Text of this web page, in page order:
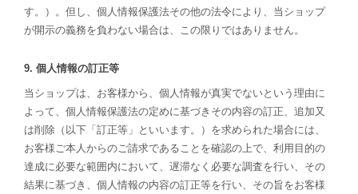
す。）。但し、個人情報保護法その他の法令により、当ショップ
が開示の義務を負わない場合は、この限りではありません。
9. 個人情報の訂正等
当ショップは、お客様から、個人情報が真実でないという理由に
よって、個人情報保護法の定めに基づきその内容の訂正、追加又
は削除（以下「訂正等」といいます。）を求められた場合には、
お客様ご本人からのご請求であることを確認の上で、利用目的の
達成に必要な範囲内において、遅滞なく必要な調査を行い、その
結果に基づき、個人情報の内容の訂正等を行い、その旨をお客様